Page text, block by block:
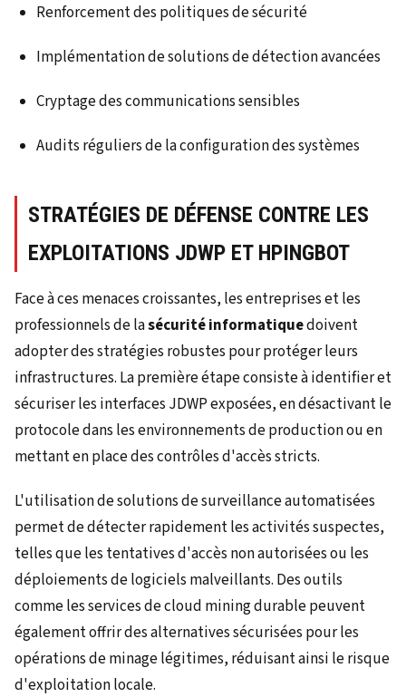
Renforcement des politiques de sécurité
Implémentation de solutions de détection avancées
Cryptage des communications sensibles
Audits réguliers de la configuration des systèmes
STRATÉGIES DE DÉFENSE CONTRE LES
EXPLOITATIONS JDWP ET HPINGBOT
Face à ces menaces croissantes, les entreprises et les
professionnels de lasécurité informatiquedoivent
adopter des stratégies robustes pour protéger leurs
infrastructures. La première étape consiste à identifier et
sécuriser les interfaces JDWP exposées, en désactivant le
protocole dans les environnements de production ou en
mettant en place des contrôles d'accès stricts.
L'utilisation de solutions de surveillance automatisées
permet de détecter rapidement les activités suspectes,
telles que les tentatives d'accès non autorisées ou les
déploiements de logiciels malveillants. Des outils
comme les services de cloud mining durable peuvent
également offrir des alternatives sécurisées pour les
opérations de minage légitimes, réduisant ainsi le risque
d'exploitation locale.